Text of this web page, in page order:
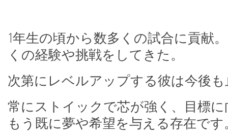
1年生の頃から数多くの試合に貢献
くの経験や挑戦をしてきた。
次第にレベルアップする彼は今後
常にストイックで芯が強く、目標
もう既に夢や希望を与える存在です